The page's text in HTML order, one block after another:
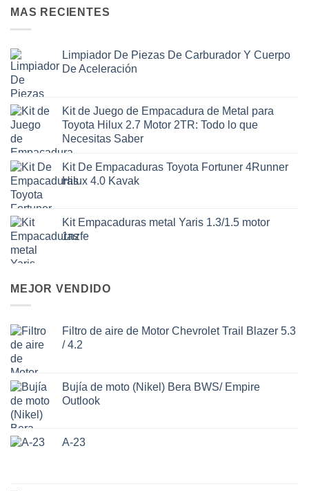
MAS RECIENTES
Limpiador De Piezas De Carburador Y Cuerpo
De Aceleración
Kit de Juego de Empacadura de Metal para
Toyota Hilux 2.7 Motor 2TR: Todo lo que
Necesitas Saber
Kit De Empacaduras Toyota Fortuner 4Runner
Hilux 4.0 Kavak
Kit Empacaduras metal Yaris 1.3/1.5 motor
1nzfe
MEJOR VENDIDO
Filtro de aire de Motor Chevrolet Trail Blazer 5.3
/ 4.2
Bujía de moto (Nikel) Bera BWS/ Empire
Outlook
A-23